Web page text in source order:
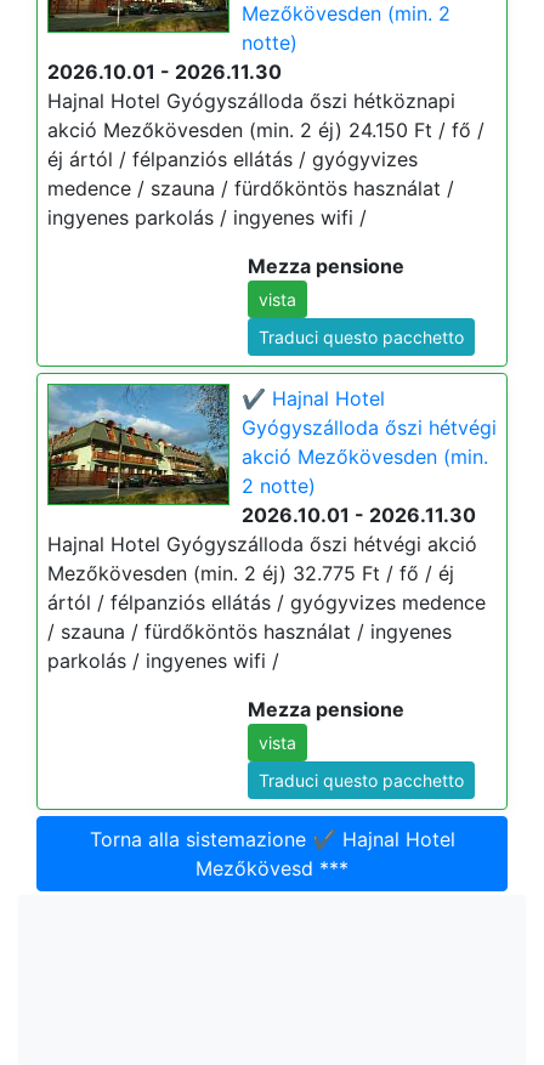
Mezőkövesden (min. 2
notte)
2026.10.01 - 2026.11.30
Hajnal Hotel Gyógyszálloda őszi hétköznapi
akció Mezőkövesden (min. 2 éj) 24.150 Ft / fő /
éj ártól / félpanziós ellátás / gyógyvizes
medence / szauna / fürdőköntös használat /
ingyenes parkolás / ingyenes wifi /
Mezza pensione
vista
Traduci questo pacchetto
✔️ Hajnal Hotel
Gyógyszálloda őszi hétvégi
akció Mezőkövesden (min.
2 notte)
2026.10.01 - 2026.11.30
Hajnal Hotel Gyógyszálloda őszi hétvégi akció
Mezőkövesden (min. 2 éj) 32.775 Ft / fő / éj
ártól / félpanziós ellátás / gyógyvizes medence
/ szauna / fürdőköntös használat / ingyenes
parkolás / ingyenes wifi /
Mezza pensione
vista
Traduci questo pacchetto
Torna alla sistemazione ✔️ Hajnal Hotel
Mezőkövesd ***